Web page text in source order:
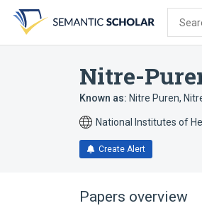
search
form
content
account
menu
Nitre-
Known as: Nitre Puren,
National Institutes of
Create Alert
Papers overview